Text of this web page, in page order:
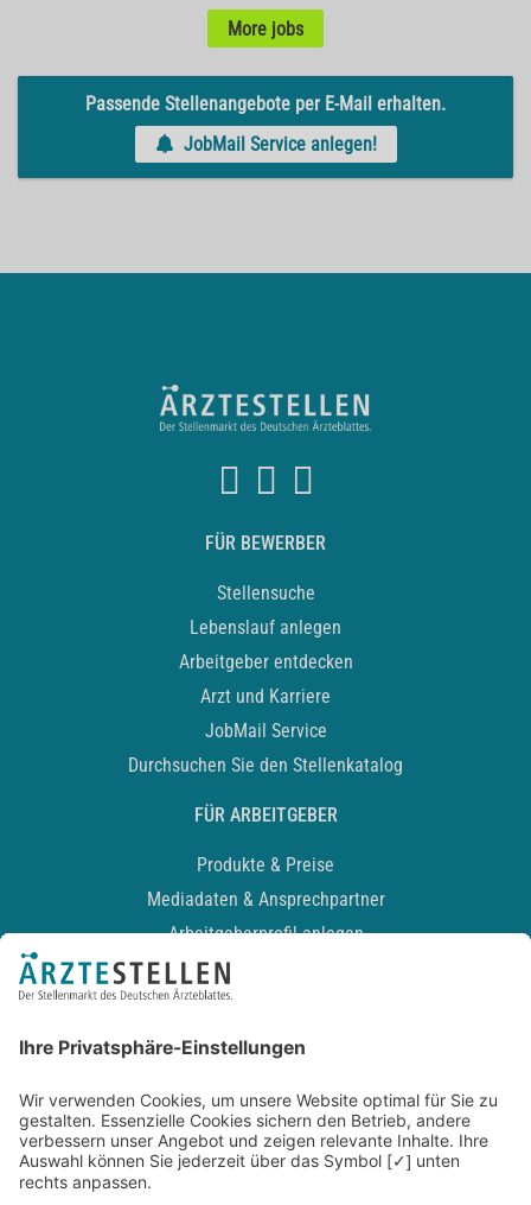
More jobs
Passende Stellenangebote per E-Mail erhalten.
JobMail Service anlegen!
FÜR BEWERBER
Stellensuche
Lebenslauf anlegen
Arbeitgeber entdecken
Arzt und Karriere
JobMail Service
Durchsuchen Sie den Stellenkatalog
FÜR ARBEITGEBER
Produkte & Preise
Mediadaten & Ansprechpartner
Arbeitgeberprofil anlegen
Recruiting-Podcast
Kontakt
Datenschutz
Newsletter